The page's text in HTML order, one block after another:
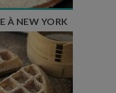
À NEW YORK
: 15 min